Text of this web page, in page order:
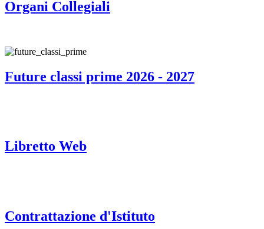
Organi Collegiali
Future classi prime 2026 - 2027
Libretto Web
Contrattazione d'Istituto